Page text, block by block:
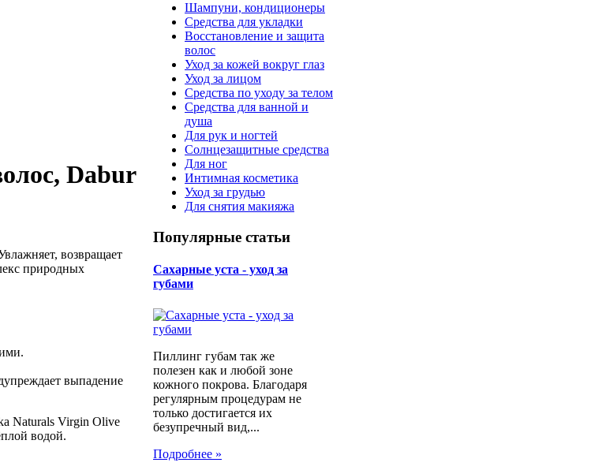
Dabur
возвращает
природных
выпадение
Naturals Virgin Olive
водой.
Шампуни, кондиционеры
Средства для укладки
Восстановление и защита
волос
Уход за кожей вокруг глаз
Уход за лицом
Средства по уходу за телом
Средства для ванной и
душа
Для рук и ногтей
Солнцезащитные средства
Для ног
Интимная косметика
Уход за грудью
Для снятия макияжа
Популярные статьи
Сахарные уста - уход за
губами
Пиллинг губам так же
полезен как и любой зоне
кожного покрова. Благодаря
регулярным процедурам не
только достигается их
безупречный вид,...
Подробнее »